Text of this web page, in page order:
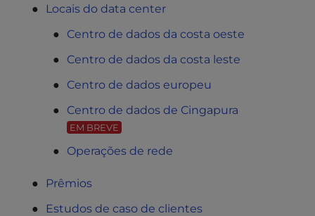
Locais do data center
Centro de dados da costa oeste
Centro de dados da costa leste
Centro de dados europeu
Centro de dados de Cingapura
EM BREVE
Operações de rede
Prêmios
Estudos de caso de clientes